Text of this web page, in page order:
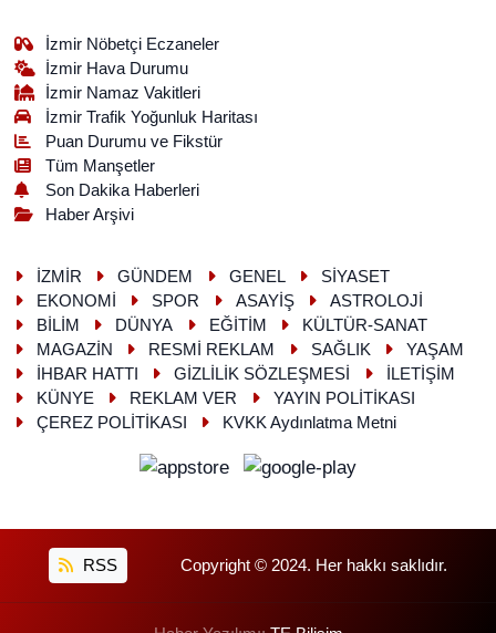
İzmir Nöbetçi Eczaneler
İzmir Hava Durumu
İzmir Namaz Vakitleri
İzmir Trafik Yoğunluk Haritası
Puan Durumu ve Fikstür
Tüm Manşetler
Son Dakika Haberleri
Haber Arşivi
İZMİR GÜNDEM GENEL
SİYASET
EKONOMİ
SPOR ASAYİŞ
ASTROLOJİ
BİLİM
DÜNYA EĞİTİM
KÜLTÜR-SANAT
MAGAZİN
RESMİ REKLAM SAĞLIK
YAŞAM
İHBAR HATTI
GİZLİLİK SÖZLEŞMESİ
İLETİŞİM
KÜNYE
REKLAM VER
YAYIN POLİTİKASI
ÇEREZ POLİTİKASI
KVKK Aydınlatma Metni
RSS Copyright © 2024. Her hakkı saklıdır.